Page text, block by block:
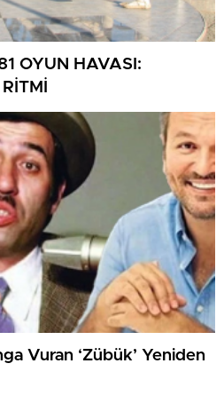
OYUN HAVASI:
Vuran ‘Zübük’ Yeniden